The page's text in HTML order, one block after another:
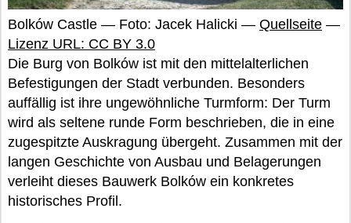
Bolków Castle — Foto: Jacek Halicki — Quellseite —
Lizenz URL: CC BY 3.0
Die Burg von Bolków ist mit den mittelalterlichen
Befestigungen der Stadt verbunden. Besonders
auffällig ist ihre ungewöhnliche Turmform: Der Turm
wird als seltene runde Form beschrieben, die in eine
zugespitzte Auskragung übergeht. Zusammen mit der
langen Geschichte von Ausbau und Belagerungen
verleiht dieses Bauwerk Bolków ein konkretes
historisches Profil.